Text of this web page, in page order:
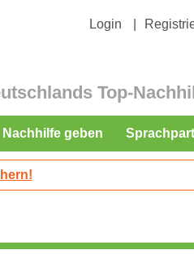
Login
Top-
Nachhilfe geben